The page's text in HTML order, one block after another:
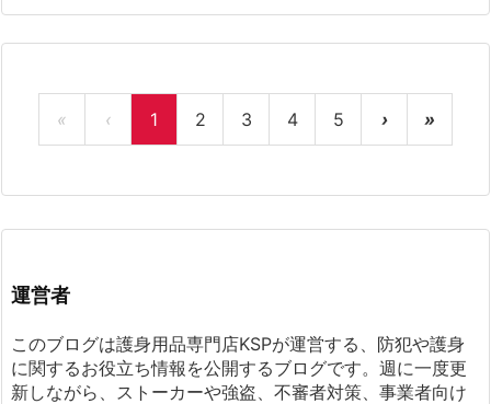
« ‹ 1 2 3 4 5 › »
運営者
このブログは護身用品専門店KSPが運営する、防犯や護身
に関するお役立ち情報を公開するブログです。週に一度更
新しながら、ストーカーや強盗、不審者対策、事業者向け